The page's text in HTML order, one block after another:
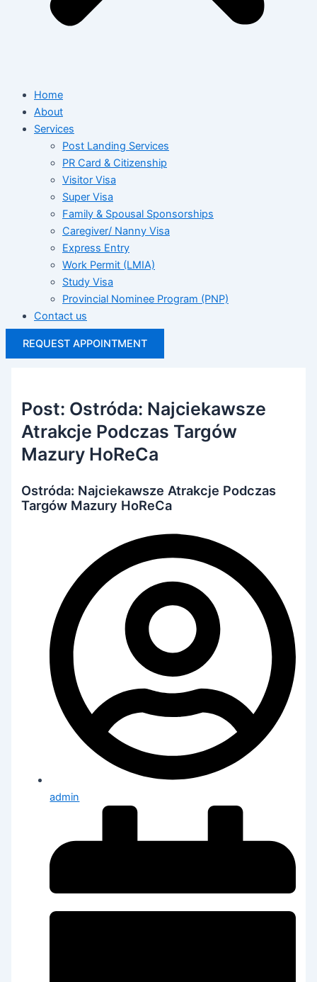
Home
About
Services
Post Landing Services
PR Card & Citizenship
Visitor Visa
Super Visa
Family & Spousal Sponsorships
Caregiver/ Nanny Visa
Express Entry
Work Permit (LMIA)
Study Visa
Provincial Nominee Program (PNP)
Contact us
REQUEST APPOINTMENT
Post: Ostróda: Najciekawsze
Atrakcje Podczas Targów
Mazury HoReCa
Ostróda: Najciekawsze Atrakcje Podczas
Targów Mazury HoReCa
admin